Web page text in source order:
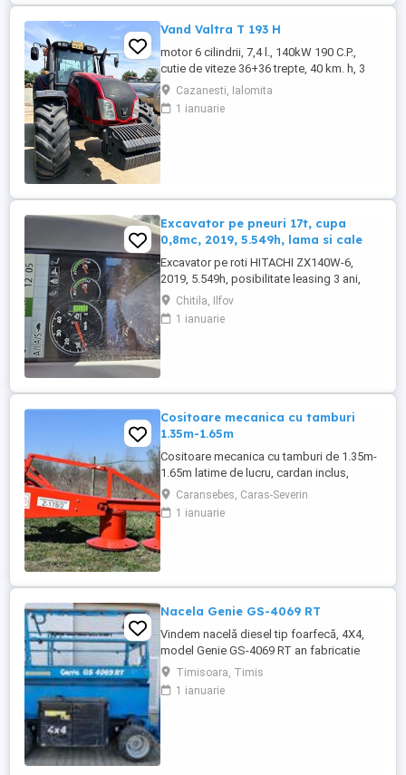
Vand Valtra T 193 H
motor 6 cilindrii, 7,4 l., 140kW 190 C.P.,
cutie de viteze 36+36 trepte, 40 km. h, 3
prize hidraulice, 650 65 r 42 spate, 540 65 r
30, 6.240 ore, an 2013, TVA inclus în preț.
Cazanesti, Ialomita
1 ianuarie
Excavator pe pneuri 17t, cupa
0,8mc, 2019, 5.549h, lama si cale
Excavator pe roti HITACHI ZX140W-6,
2019, 5.549h, posibilitate leasing 3 ani,
STARE FOARTE BUNA. Se poate vedea si
proba in Chitila , sos de Centura Bucuresti
la UTIROM INVEST SRL
Chitila, Ilfov
1 ianuarie
Cositoare mecanica cu tamburi
1.35m-1.65m
Cositoare mecanica cu tamburi de 1.35m-
1.65m latime de lucru, cardan inclus,
prelata, cheie de cutite Transport in toate
judetele
Caransebes, Caras-Severin
1 ianuarie
Nacela Genie GS-4069 RT
Vindem nacelă diesel tip foarfecă, 4X4,
model Genie GS-4069 RT an fabricatie
2018, 1100 ore functionare, conditii de
functionare foarte bune.
Timisoara, Timis
1 ianuarie